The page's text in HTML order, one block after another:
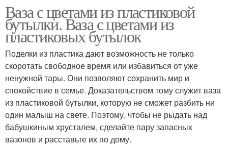
Ваза с цветами из пластиковой
бутылки. Ваза с цветами из
пластиковых бутылок
Поделки из пластика дают возможность не только
скоротать свободное время или избавиться от уже
ненужной тары. Они позволяют сохранить мир и
спокойствие в семье. Доказательством тому служит ваза
из пластиковой бутылки, которую не сможет разбить ни
один малыш на свете. Поэтому, чтобы не рыдать над
бабушкиным хрусталем, сделайте пару запасных
вазонов и расставьте их по дому.